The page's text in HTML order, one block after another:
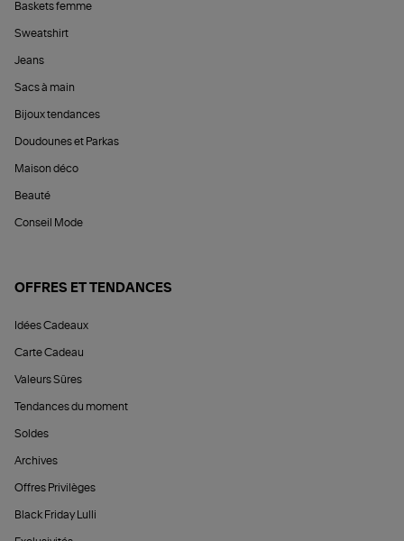
Baskets femme
Sweatshirt
Jeans
Sacs à main
Bijoux tendances
Doudounes et Parkas
Maison déco
Beauté
Conseil Mode
OFFRES ET TENDANCES
Idées Cadeaux
Carte Cadeau
Valeurs Sûres
Tendances du moment
Soldes
Archives
Offres Privilèges
Black Friday Lulli